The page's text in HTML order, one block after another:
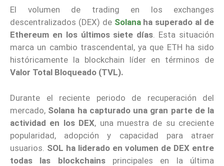
El volumen de trading en los exchanges
descentralizados (DEX) de Solanaha superado al de
Ethereum en los últimos siete días. Esta situación
marca un cambio trascendental, ya que ETH ha sido
históricamente la blockchain líder en términos de
Valor Total Bloqueado (TVL).
Durante el reciente periodo de recuperación del
mercado, Solana ha capturado una gran parte de la
actividad en los DEX, una muestra de su creciente
popularidad, adopción y capacidad para atraer
usuarios. SOL ha liderado en volumen de DEX entre
todas las blockchainsprincipales en la última